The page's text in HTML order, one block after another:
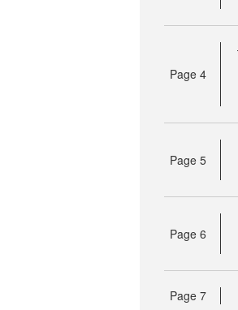
Page 4
Page 5
Page 6
Page 7